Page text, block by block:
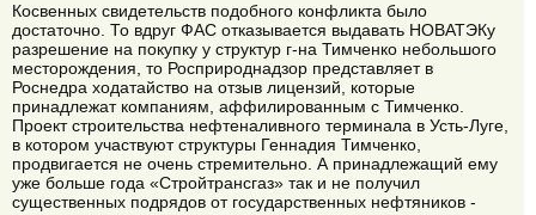
Косвенных свидетельств подобного конфликта было
достаточно. То вдруг ФАС отказывается выдавать НОВАТЭКу
разрешение на покупку у структур г-на Тимченко небольшого
месторождения, то Росприроднадзор представляет в
Роснедра ходатайство на отзыв лицензий, которые
принадлежат компаниям, аффилированным с Тимченко.
Проект строительства нефтеналивного терминала в Усть-Луге,
в котором участвуют структуры Геннадия Тимченко,
продвигается не очень стремительно. А принадлежащий ему
уже больше года «Стройтрансгаз» так и не получил
существенных подрядов от государственных нефтяников -